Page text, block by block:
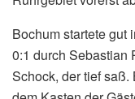
Bochum startete gut
0:1 durch Sebastian
Schock, der tief